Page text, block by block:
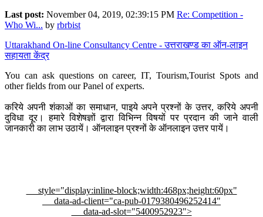
Last post: November 04, 2019, 02:39:15 PM Re: Competition -
Who Wi... by rbrbist
Uttarakhand On-line Consultancy Centre - उत्तराखण्ड का ऑन-लाइन
सहायता केंद्र
You can ask questions on career, IT, Tourism,Tourist Spots and
other fields from our Panel of experts.
करिये अपनी शंकाओं का समाधान, पाइये अपने प्रश्नों के उत्तर, करिये अपनी
दुविधा दूर। हमारे विशेषज्ञों द्वारा विभिन्न विषयों पर प्रदान की जाने वाली
जानकारी का लाभ उठायें। ऑनलाइन प्रश्नों के ऑनलाइन उत्तर पायें।
style="display:inline-block;width:468px;height:60px"
data-ad-client="ca-pub-0179380496252414"
data-ad-slot="5400952923">